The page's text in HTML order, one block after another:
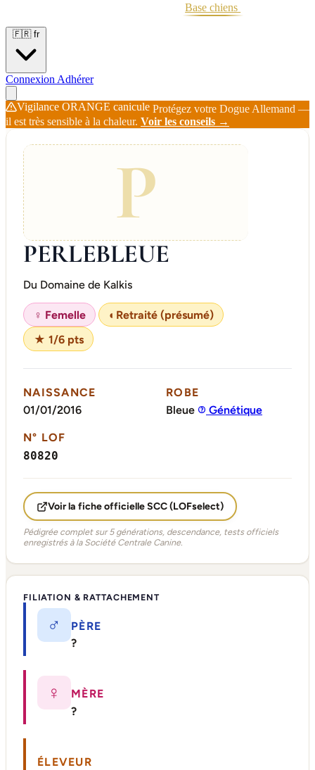
Base chiens
🇫🇷 fr
Connexion Adhérer
Vigilance ORANGE canicule Protégez votre Dogue Allemand —
il est très sensible à la chaleur. Voir les conseils →
P
PERLEBLEUE
Du Domaine de Kalkis
♀ Femelle ◐ Retraité (présumé)
★ 1/6 pts
NAISSANCE
01/01/2016
ROBE
Bleue
Génétique
N° LOF
80820
Voir la fiche officielle SCC (LOFselect)
Pédigrée complet sur 5 générations, descendance, tests officiels
enregistrés à la Société Centrale Canine.
FILIATION & RATTACHEMENT
♂
PÈRE
?
♀
MÈRE
?
ÉLEVEUR